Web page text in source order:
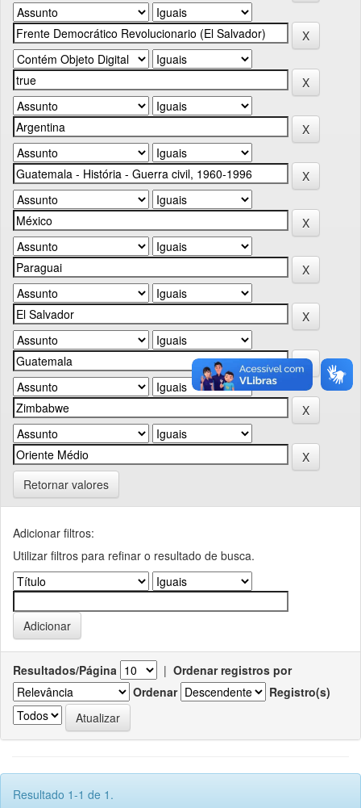
Retornar valores
Adicionar filtros:
Utilizar filtros para refinar o resultado de busca.
Resultados/Página | Ordenar registros por
Ordenar
Registro(s)
Resultado 1-1 de 1.